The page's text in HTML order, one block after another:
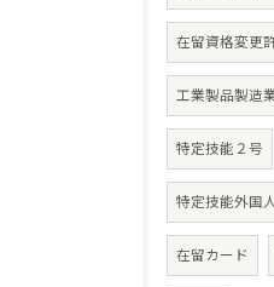
在留資格変更
工業製品製造
特定技能２号
特定技能外国
在留カード